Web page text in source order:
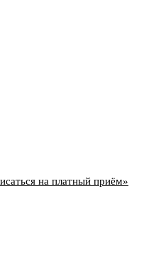
на платный приём»